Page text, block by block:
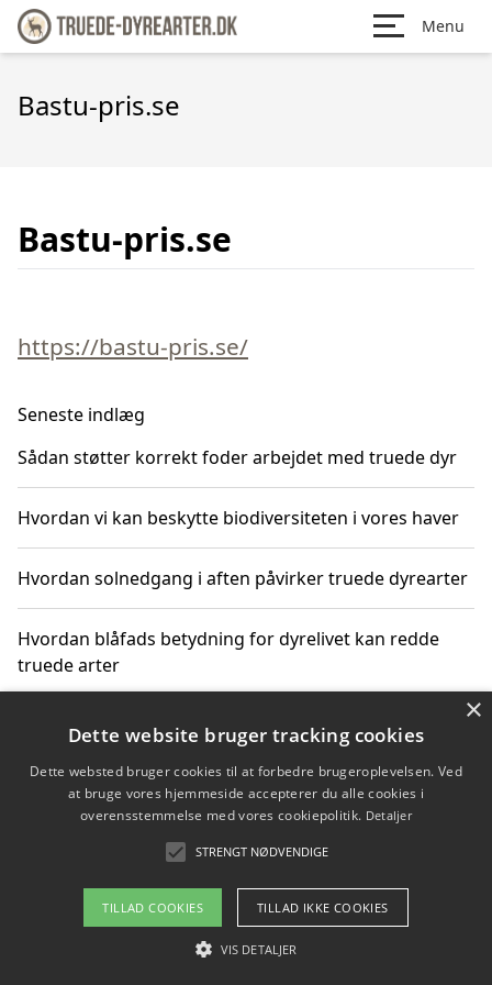
Menu
Bastu-pris.se
Bastu-pris.se
https://bastu-pris.se/
Seneste indlæg
Sådan støtter korrekt foder arbejdet med truede dyr
Hvordan vi kan beskytte biodiversiteten i vores haver
Hvordan solnedgang i aften påvirker truede dyrearter
Hvordan blåfads betydning for dyrelivet kan redde
truede arter
Hvordan kan gaver til unge voksne støtte bevarelsen
Copyright 2026 - Pilanto Aps
Om / kontakt
Blog Betingelser
×
Dette website bruger tracking cookies
Dette websted bruger cookies til at forbedre brugeroplevelsen. Ved
at bruge vores hjemmeside accepterer du alle cookies i
overensstemmelse med vores cookiepolitik. Detaljer
STRENGT NØDVENDIGE
TILLAD COOKIES TILLAD IKKE COOKIES
VIS DETALJER